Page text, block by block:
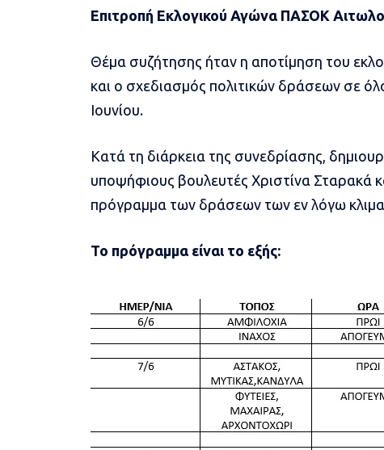
Επιτροπή Εκλογικού Αγώνα ΠΑΣΟΚ
Θέμα συζήτησης ήταν η αποτίμηση του
και ο σχεδιασμός πολιτικών δράσεων σε
Ιουνίου.
Κατά τη διάρκεια της συνεδρίασης,
υποψήφιους βουλευτές Χριστίνα Σταρακά
πρόγραμμα των δράσεων των εν λόγω
Το πρόγραμμα είναι το εξής: